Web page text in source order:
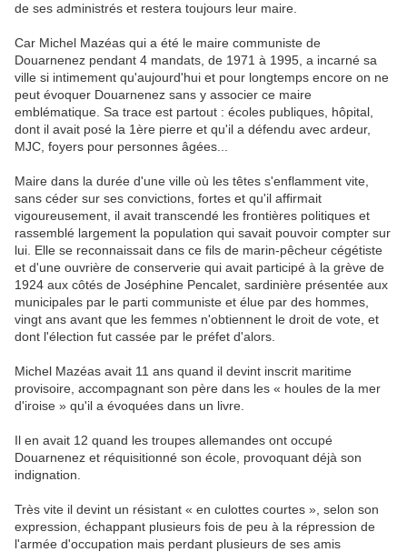
de ses administrés et restera toujours leur maire.
Car Michel Mazéas qui a été le maire communiste de
Douarnenez pendant 4 mandats, de 1971 à 1995, a incarné sa
ville si intimement qu'aujourd'hui et pour longtemps encore on ne
peut évoquer Douarnenez sans y associer ce maire
emblématique. Sa trace est partout : écoles publiques, hôpital,
dont il avait posé la 1ère pierre et qu'il a défendu avec ardeur,
MJC, foyers pour personnes âgées...
Maire dans la durée d'une ville où les têtes s'enflamment vite,
sans céder sur ses convictions, fortes et qu'il affirmait
vigoureusement, il avait transcendé les frontières politiques et
rassemblé largement la population qui savait pouvoir compter sur
lui. Elle se reconnaissait dans ce fils de marin-pêcheur cégétiste
et d'une ouvrière de conserverie qui avait participé à la grève de
1924 aux côtés de Joséphine Pencalet, sardinière présentée aux
municipales par le parti communiste et élue par des hommes,
vingt ans avant que les femmes n'obtiennent le droit de vote, et
dont l'élection fut cassée par le préfet d'alors.
Michel Mazéas avait 11 ans quand il devint inscrit maritime
provisoire, accompagnant son père dans les « houles de la mer
d'iroise » qu'il a évoquées dans un livre.
Il en avait 12 quand les troupes allemandes ont occupé
Douarnenez et réquisitionné son école, provoquant déjà son
indignation.
Très vite il devint un résistant « en culottes courtes », selon son
expression, échappant plusieurs fois de peu à la répression de
l'armée d'occupation mais perdant plusieurs de ses amis